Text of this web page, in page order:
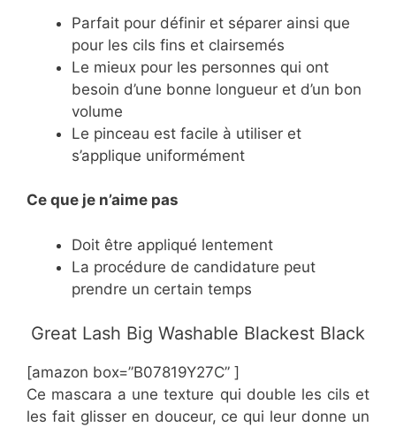
Parfait pour définir et séparer ainsi que
pour les cils fins et clairsemés
Le mieux pour les personnes qui ont
besoin d’une bonne longueur et d’un bon
volume
Le pinceau est facile à utiliser et
s’applique uniformément
Ce que je n’aime pas
Doit être appliqué lentement
La procédure de candidature peut
prendre un certain temps
​Great Lash Big Washable Blackest Black
[amazon box=”B07819Y27C” ]
Ce mascara a une texture qui double les cils et
les fait glisser en douceur, ce qui leur donne un